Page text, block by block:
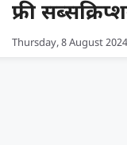
फ्री
Thursday, 8 August